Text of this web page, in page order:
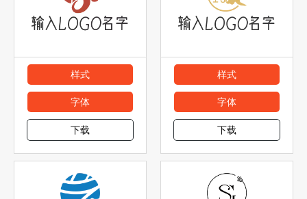
样式
字体
下载
样式
字体
下载